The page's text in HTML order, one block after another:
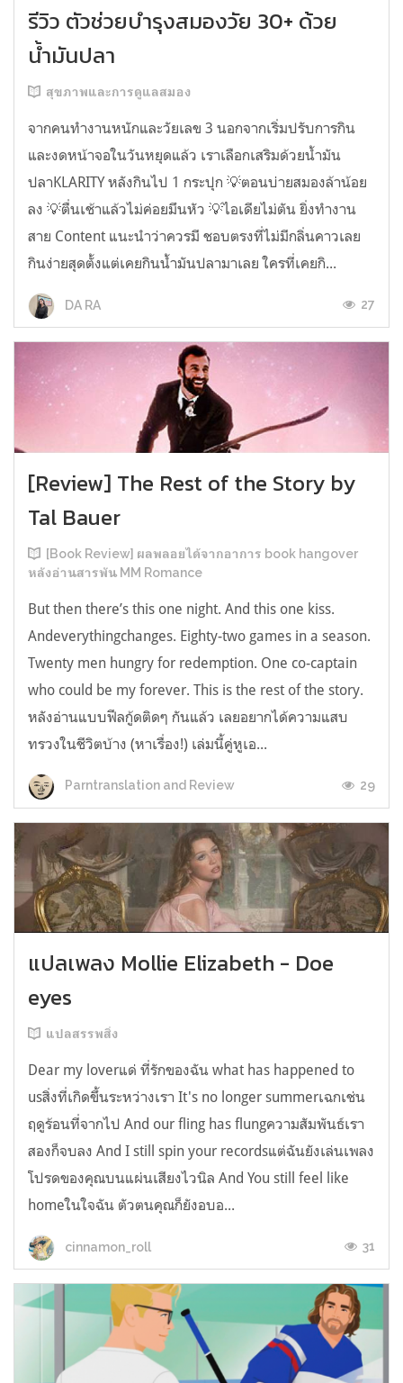
รีวิว ตัวช่วยบำรุงสมองวัย 30+ ด้วย
น้ำมันปลา
สุขภาพและการดูแลสมอง
จากคนทำงานหนักและวัยเลข 3 นอกจากเริ่มปรับการกิน
และงดหน้าจอในวันหยุดแล้ว เราเลือกเสริมด้วยน้ำมัน
ปลาKLARITY หลังกินไป 1 กระปุก 💡ตอนบ่ายสมองล้าน้อย
ลง 💡ตื่นเช้าแล้วไม่ค่อยมึนหัว 💡ไอเดียไม่ตัน ยิ่งทำงาน
สาย Content แนะนำว่าควรมี ชอบตรงที่ไม่มีกลิ่นคาวเลย
กินง่ายสุดตั้งแต่เคยกินน้ำมันปลามาเลย ใครที่เคยกิ...
DA RA 27
[Review] The Rest of the Story by
Tal Bauer
[Book Review] ผลพลอยได้จากอาการ book hangover
หลังอ่านสารพัน MM Romance
But then there’s this one night. And this one kiss.
Andeverythingchanges. Eighty-two games in a season.
Twenty men hungry for redemption. One co-captain
who could be my forever. This is the rest of the story.
หลังอ่านแบบฟีลกู้ดติดๆ กันแล้ว เลยอยากได้ความแสบ
ทรวงในชีวิตบ้าง (หาเรื่อง!) เล่มนี้คู่หูเอ...
Parntranslation and Review 29
แปลเพลง Mollie Elizabeth - Doe
eyes
แปลสรรพสิ่ง
Dear my loverแด่ ที่รักของฉัน what has happened to
usสิ่งที่เกิดขึ้นระหว่างเรา It's no longer summerเฉกเช่น
ฤดูร้อนที่จากไป And our fling has flungความสัมพันธ์เรา
สองก็จบลง And I still spin your recordsแต่ฉันยังเล่นเพลง
โปรดของคุณบนแผ่นเสียงไวนิล And You still feel like
homeในใจฉัน ตัวตนคุณก็ยังอบอ...
cinnamon_roll 31